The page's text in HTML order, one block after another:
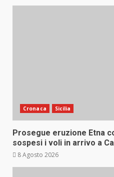
Cronaca Sicilia
Prosegue eruzione Etna
sospesi i voli in arrivo a
8 Agosto 2026